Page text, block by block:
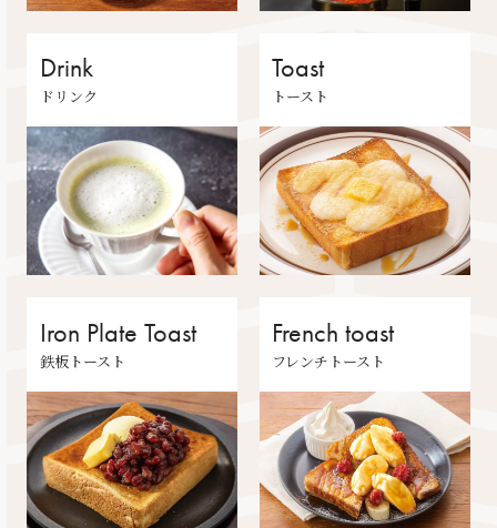
Drink
ドリンク
Toast
トースト
Iron Plate Toast
鉄板トースト
French toast
フレンチトースト